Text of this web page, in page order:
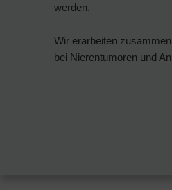
werden.
Wir erarbeiten
bei Nierentumoren und